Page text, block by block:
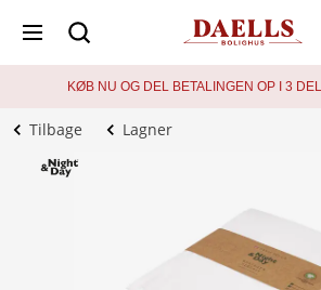
KØB NU OG DEL BETALINGEN OP I 3
Tilbage Lagner